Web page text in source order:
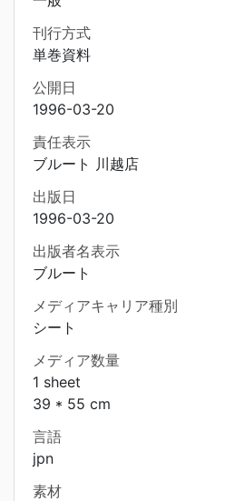
刊行方式
単巻資料
公開日
1996-03-20
責任表示
ブルート 川越店
出版日
1996-03-20
出版者名表示
ブルート
メディアキャリア種別
シート
メディア数量
1 sheet
39 * 55 cm
言語
jpn
素材